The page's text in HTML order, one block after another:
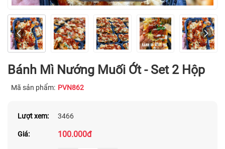
Bánh Mì Nướng Muối Ớt - Set 2 Hộp
Mã sản phẩm: PVN862
Lượt xem: 3466
Giá: 100.000đ